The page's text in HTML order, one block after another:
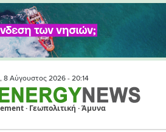
8 Αύγουστος 2026 - 20:14
· Γεωπολιτική · Άμυνα